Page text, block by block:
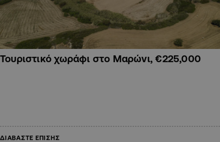
Τουριστικό χωράφι στο Μαρώνι, €225,000
ΔΙΑΒΑΣΤΕ ΕΠΙΣΗΣ